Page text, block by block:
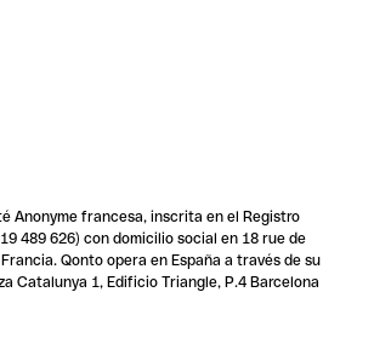
Anonyme francesa, inscrita en el Registro
489 626) con domicilio social en 18 rue de
Qonto opera en España a través de su
Catalunya 1, Edificio Triangle, P.4 Barcelona